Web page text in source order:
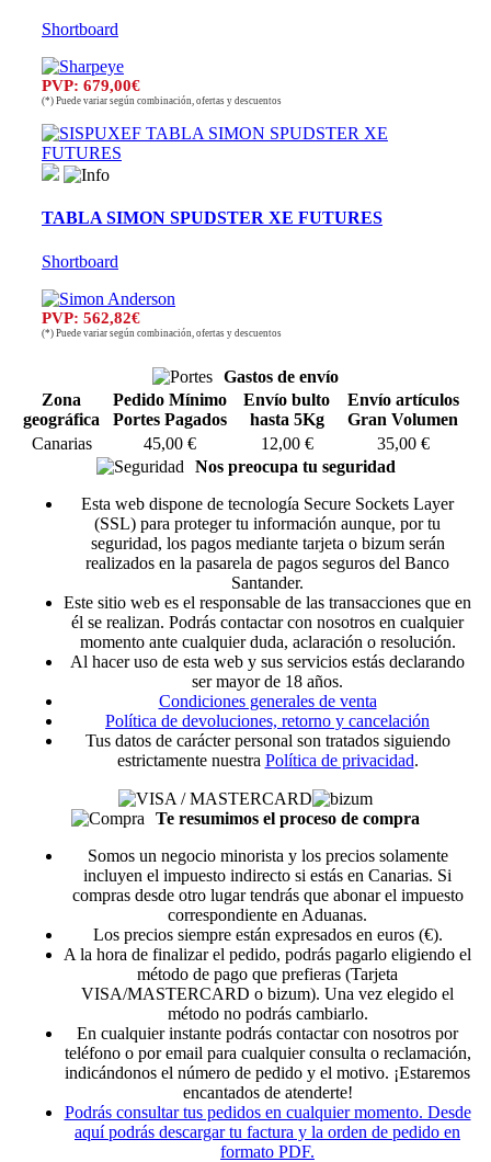
Shortboard
PVP: 679,00€
(*) Puede variar según combinación, ofertas y descuentos
TABLA SIMON SPUDSTER XE FUTURES
Shortboard
PVP: 562,82€
(*) Puede variar según combinación, ofertas y descuentos
Gastos de envío
Zona
geográfica
Pedido Mínimo
Portes Pagados
Envío bulto
hasta 5Kg
Envío artículos
Gran Volumen
Canarias
45,00 € 12,00 €
35,00 €
Nos preocupa tu seguridad
Esta web dispone de tecnología Secure Sockets Layer
(SSL) para proteger tu información aunque, por tu
seguridad, los pagos mediante tarjeta o bizum serán
realizados en la pasarela de pagos seguros del Banco
Santander.
Este sitio web es el responsable de las transacciones que en
él se realizan. Podrás contactar con nosotros en cualquier
momento ante cualquier duda, aclaración o resolución.
Al hacer uso de esta web y sus servicios estás declarando
ser mayor de 18 años.
Condiciones generales de venta
Política de devoluciones, retorno y cancelación
Tus datos de carácter personal son tratados siguiendo
estrictamente nuestra Política de privacidad.
Te resumimos el proceso de compra
Somos un negocio minorista y los precios solamente
incluyen el impuesto indirecto si estás en Canarias. Si
compras desde otro lugar tendrás que abonar el impuesto
correspondiente en Aduanas.
Los precios siempre están expresados en euros (€).
A la hora de finalizar el pedido, podrás pagarlo eligiendo el
método de pago que prefieras (Tarjeta
VISA/MASTERCARD o bizum). Una vez elegido el
método no podrás cambiarlo.
En cualquier instante podrás contactar con nosotros por
teléfono o por email para cualquier consulta o reclamación,
indicándonos el número de pedido y el motivo. ¡Estaremos
encantados de atenderte!
Podrás consultar tus pedidos en cualquier momento. Desde
aquí podrás descargar tu factura y la orden de pedido en
formato PDF.